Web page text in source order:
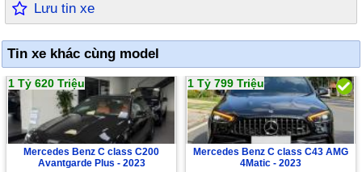
Lưu tin xe
Tin xe khác cùng model
1 Tỷ 620 Triệu
Mercedes Benz C class C200
Avantgarde Plus - 2023
1 Tỷ 799 Triệu
Mercedes Benz C class C43 AMG
4Matic - 2023